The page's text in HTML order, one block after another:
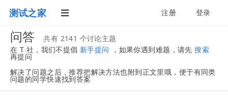
测试之家 注册 登录
问答
共有 2141 个讨论主题
在 T 社，我们不提倡 新手提问 ，如果你遇到难题，请先搜索
再提问
解决了问题之后，推荐把解决方法也附到正文里哦，便于有同类
问题的同学快速找到答案